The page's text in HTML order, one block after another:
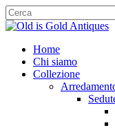
Skip
to
content
Chiudi
cerca
Menu
Home
Chi siamo
Collezione